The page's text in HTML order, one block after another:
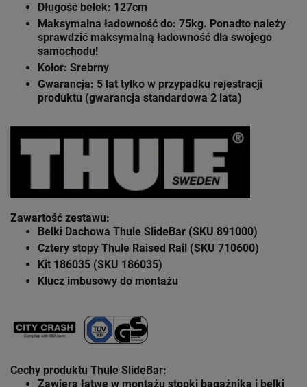
Długość belek: 127cm
Maksymalna ładowność do: 75kg. Ponadto należy
sprawdzić maksymalną ładowność dla swojego
samochodu!
Kolor: Srebrny
Gwarancja: 5 lat tylko w przypadku rejestracji
produktu (gwarancja standardowa 2 lata)
Zawartość zestawu:
Belki Dachowa Thule SlideBar (SKU 891000)
Cztery stopy Thule Raised Rail (SKU 710600)
Kit 186035 (SKU 186035)
Klucz imbusowy do montażu
Cechy produktu Thule SlideBar:
Zawiera łatwe w montażu stopki bagażnika i belki